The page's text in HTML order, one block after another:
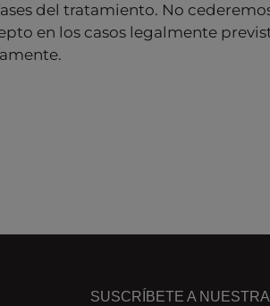
del tratamiento. No
en los casos legalmente
SUSCRÍBETE A